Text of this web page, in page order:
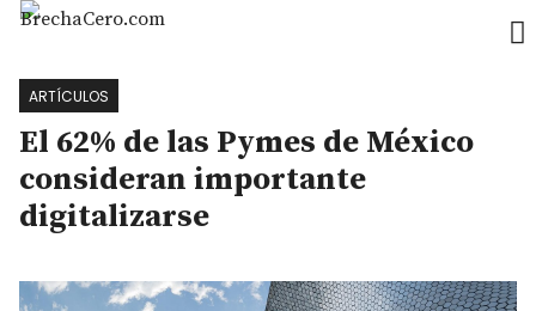
BRECHA CERO
Secciones
Newsletter
Recursos
Eventos
ARTÍCULOS
El 62% de las Pymes de México
consideran importante
digitalizarse